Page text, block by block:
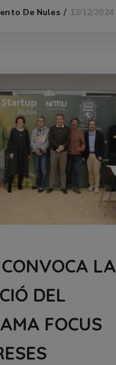
De Nules 12/12/2024
LA
DEL
FOCUS